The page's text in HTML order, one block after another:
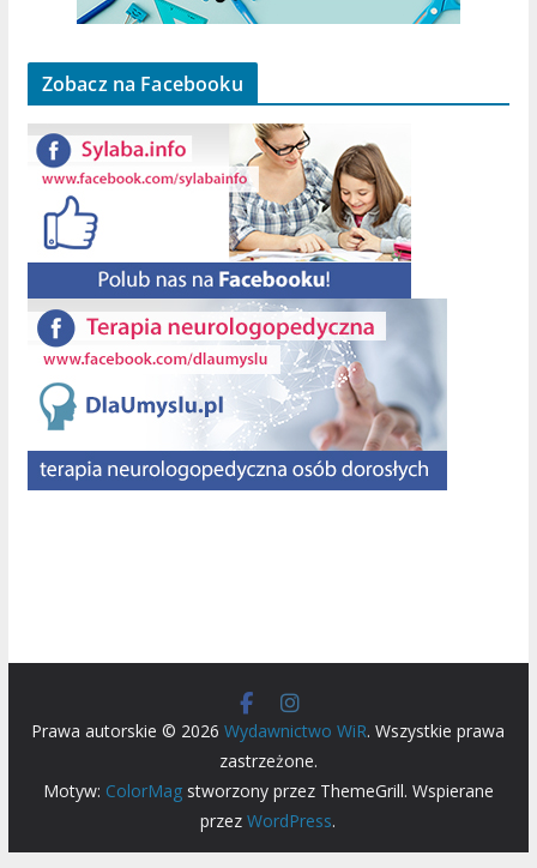
Zobacz na Facebooku
Prawa autorskie © 2026Wydawnictwo WiR. Wszystkie prawa
zastrzeżone.
Motyw: ColorMagstworzony przez ThemeGrill. Wspierane
przezWordPress.